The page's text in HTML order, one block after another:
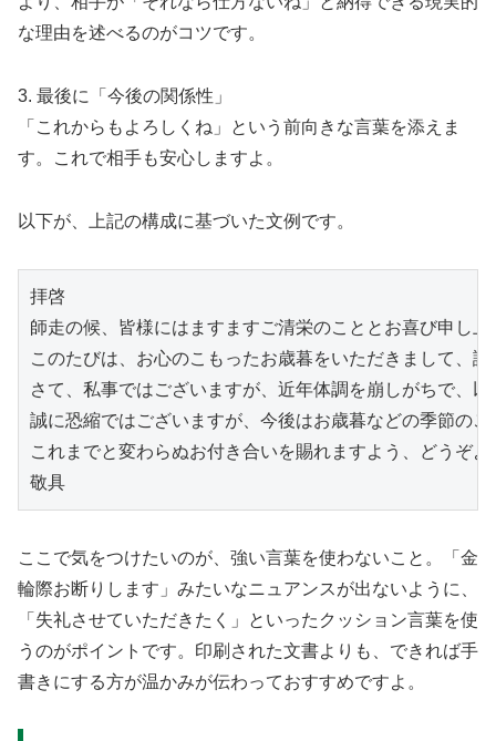
な理由を述べるのがコツです。
3. 最後に「今後の関係性」
「これからもよろしくね」という前向きな言葉を添えま
す。これで相手も安心しますよ。
以下が、上記の構成に基づいた文例です。
拝啓
師走の候、皆様にはますますご清栄のこととお喜び申し上
このたびは、お心のこもったお歳暮をいただきまして、
さて、私事ではございますが、近年体調を崩しがちで、
誠に恐縮ではございますが、今後はお歳暮などの季節の
これまでと変わらぬお付き合いを賜れますよう、どうぞ
敬具
ここで気をつけたいのが、強い言葉を使わないこと。「金
輪際お断りします」みたいなニュアンスが出ないように、
「失礼させていただきたく」といったクッション言葉を使
うのがポイントです。印刷された文書よりも、できれば手
書きにする方が温かみが伝わっておすすめですよ。